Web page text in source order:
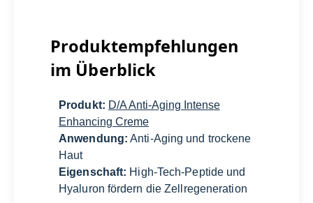
Produktempfehlungen
im Überblick
Produkt: D/A Anti-Aging Intense
Enhancing Creme
Anwendung: Anti-Aging und trockene
Haut
Eigenschaft: High-Tech-Peptide und
Hyaluron fördern die Zellregeneration